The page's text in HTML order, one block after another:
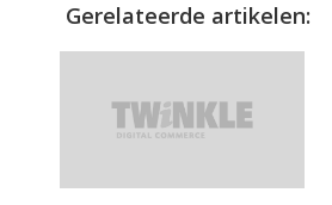
Gerelateerde artikelen: